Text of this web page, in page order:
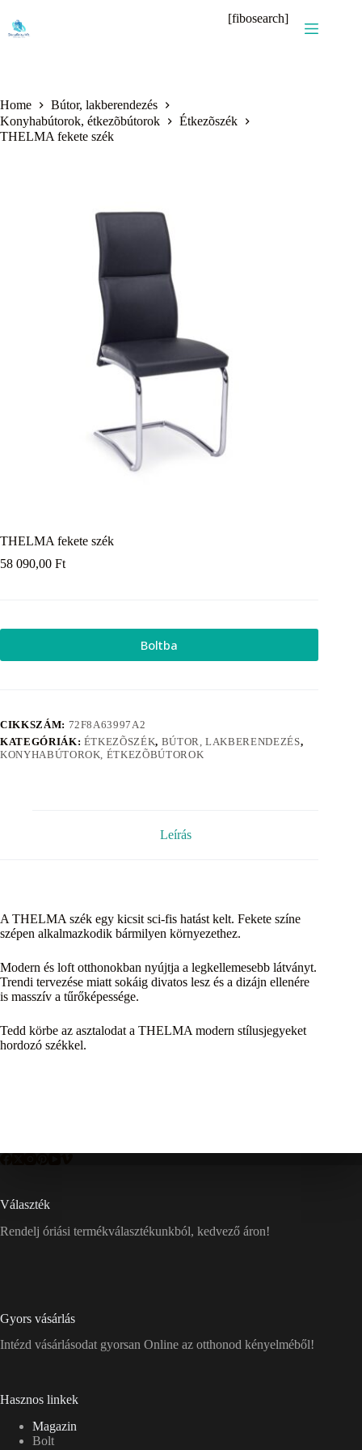
content
[fibosearch]
Home
Bútor, lakberendezés
Konyhabútorok, étkezõbútorok
Étkezõszék
THELMA fekete szék
THELMA fekete szék
58 090,00 Ft
Boltba
CIKKSZÁM: 72F8A63997A2
KATEGÓRIÁK: ÉTKEZÕSZÉK, BÚTOR, LAKBERENDEZÉS,
KONYHABÚTOROK, ÉTKEZÕBÚTOROK
Leírás
A THELMA szék egy kicsit sci-fis hatást kelt. Fekete színe
szépen alkalmazkodik bármilyen környezethez.
Modern és loft otthonokban nyújtja a legkellemesebb látványt.
Trendi tervezése miatt sokáig divatos lesz és a dizájn ellenére
is masszív a tűrőképessége.
Tedd körbe az asztalodat a THELMA modern stílusjegyeket
hordozó székkel.
Választék
Rendelj óriási termékválasztékunkból, kedvező áron!
Gyors vásárlás
Intézd vásárlásodat gyorsan Online az otthonod kényelméből!
Hasznos linkek
Magazin
Bolt